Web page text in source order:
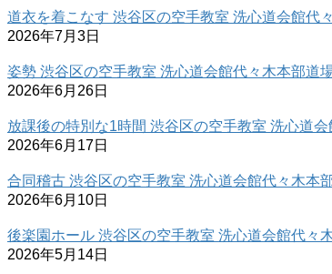
道衣を着こなす 渋谷区の空手教室 洗心道会館代
2026年7月3日
姿勢 渋谷区の空手教室 洗心道会館代々木本部道
2026年6月26日
放課後の特別な1時間 渋谷区の空手教室 洗心道
2026年6月17日
合同稽古 渋谷区の空手教室 洗心道会館代々木本
2026年6月10日
後楽園ホール 渋谷区の空手教室 洗心道会館代々
2026年5月14日